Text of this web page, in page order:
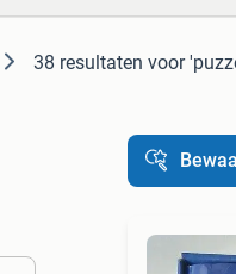
38 resultaten voor